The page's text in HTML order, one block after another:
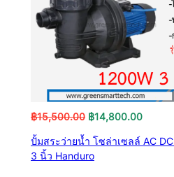
฿15,500.00 Original
was:
฿15,500.00.
฿14,800.00Current
is:
ปั้มสระว่ายน้ำ โซล่าเซลล์ AC
3 นิ้ว Handuro